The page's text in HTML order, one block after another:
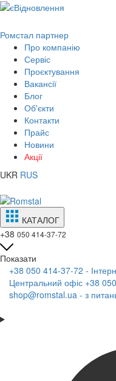
Ромстал партнер
Про компанію
Сервіс
Проєктування
Вакансії
Блог
Об'єкти
Контакти
Прайс
Новини
Акції
UKR RUS
КАТАЛОГ
+38 050 414-37-72
Показати
+38 050 414-37-72 -
Центральний офіс +38
shop@romstal.ua - з